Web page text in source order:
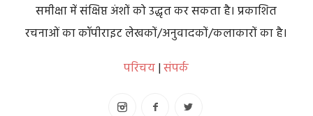
समीक्षा में संक्षिप्त अंशों को उद्धृत कर सकता है। प्रकाशित
रचनाओं का कॉपीराइट लेखकों/अनुवादकों/कलाकारों का है।
परिचय|संपर्क